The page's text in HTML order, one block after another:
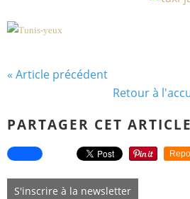
« Article précédent
Retour à
PARTAGER CET ARTICLE
S'inscrire à la newsletter